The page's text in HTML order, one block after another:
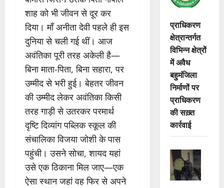
शाह को भी जीवन से दूर कर
दिया। माँ अनीता देवी पहले ही इस
दुनिया से चली गई थीं। आज
अवंतिका पूरी तरह अकेली है—
बिना माता-पिता, बिना सहारा, पर
उम्मीद से भरी हुई। बेहतर जीवन
की उम्मीद लेकर अवंतिका किसी
तरह गाड़ी से उतरकर परमार्थ
दृष्टि दिव्यांग पब्लिक स्कूल की
संचालिका विजया जोशी के पास
पहुंची। उसने सोचा, शायद यहां
उसे एक ठिकाना मिल जाए—एक
ऐसा स्थान जहां वह फिर से अपने
प्राधिकरण
क्षेत्रान्तर्गत
विभिन्न क्षेत्रों
में अवैध
बहुमंजिला
निर्माणों पर
प्राधिकरण
की सख़्त
कार्रवाई